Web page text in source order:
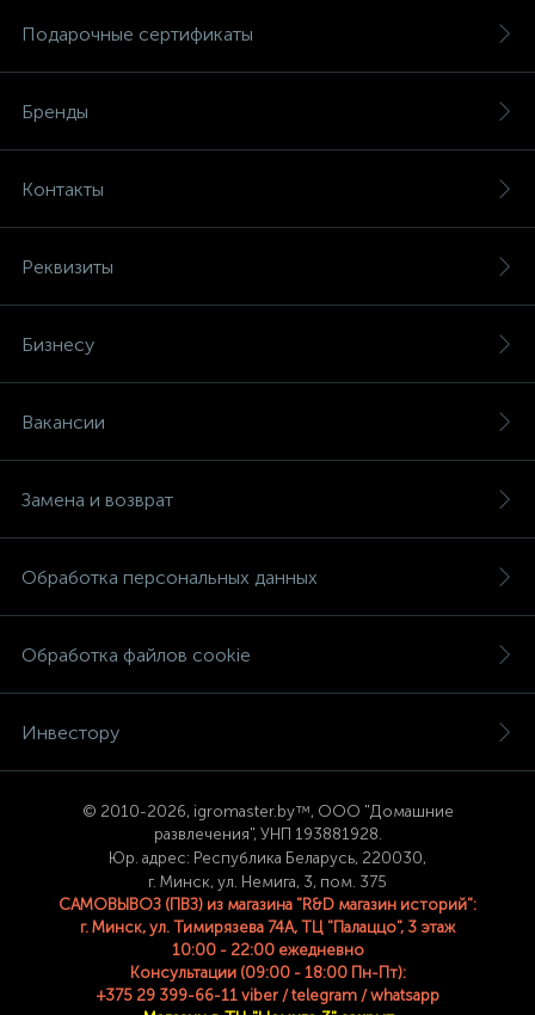
Подарочные сертификаты
Бренды
Контакты
Реквизиты
Бизнесу
Вакансии
Замена и возврат
Обработка персональных данных
Обработка файлов cookie
Инвестору
© 2010-2026, igromaster.by™, ООО "Домашние
развлечения", УНП 193881928.
Юр. адрес: Республика Беларусь, 220030,
г. Минск, ул. Немига, 3, пом. 375
САМОВЫВОЗ (ПВЗ) из магазина "R&D магазин историй":
г. Минск, ул. Тимирязева 74A, ТЦ "Палаццо", 3 этаж
10:00 - 22:00 ежедневно
Консультации (09:00 - 18:00 Пн-Пт):
+375 29 399-66-11 viber / telegram / whatsapp